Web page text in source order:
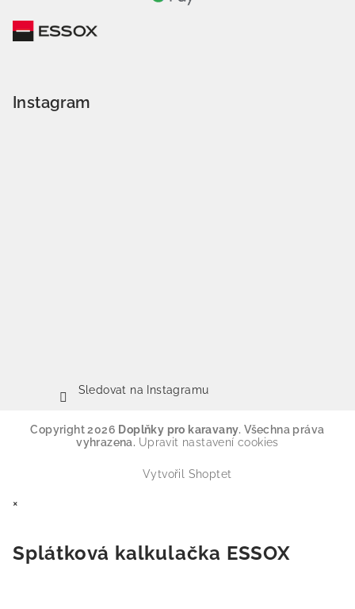
Instagram
Sledovat na Instagramu
Copyright 2026 Doplňky pro karavany. Všechna práva
vyhrazena. Upravit nastavení cookies
Vytvořil Shoptet
×
Splátková kalkulačka ESSOX